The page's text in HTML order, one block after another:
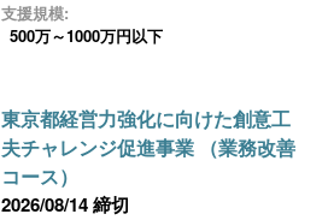
支援規模:
500万～1000万円以下
東京都経営力強化に向けた創意工
夫チャレンジ促進事業 （業務改善
コース）
2026/08/14 締切